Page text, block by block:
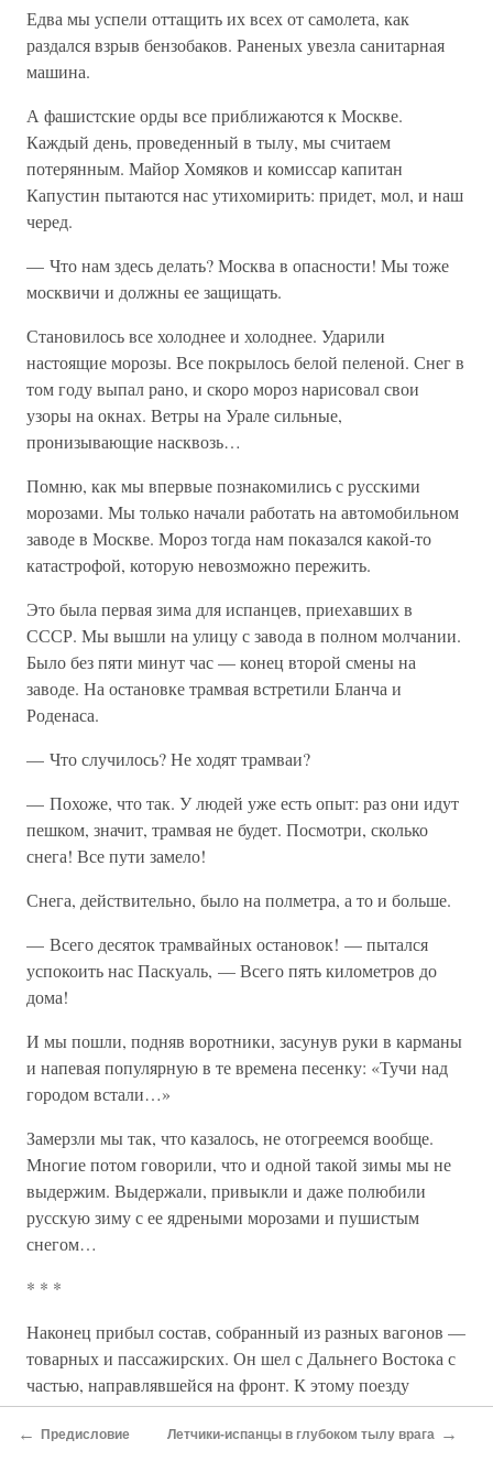
Едва мы успели оттащить их всех от самолета, как
раздался взрыв бензобаков. Раненых увезла санитарная
машина.
А фашистские орды все приближаются к Москве.
Каждый день, проведенный в тылу, мы считаем
потерянным. Майор Хомяков и комиссар капитан
Капустин пытаются нас утихомирить: придет, мол, и наш
черед.
— Что нам здесь делать? Москва в опасности! Мы тоже
москвичи и должны ее защищать.
Становилось все холоднее и холоднее. Ударили
настоящие морозы. Все покрылось белой пеленой. Снег в
том году выпал рано, и скоро мороз нарисовал свои
узоры на окнах. Ветры на Урале сильные,
пронизывающие насквозь…
Помню, как мы впервые познакомились с русскими
морозами. Мы только начали работать на автомобильном
заводе в Москве. Мороз тогда нам показался какой-то
катастрофой, которую невозможно пережить.
Это была первая зима для испанцев, приехавших в
СССР. Мы вышли на улицу с завода в полном молчании.
Было без пяти минут час — конец второй смены на
заводе. На остановке трамвая встретили Бланча и
Роденаса.
— Что случилось? Не ходят трамваи?
— Похоже, что так. У людей уже есть опыт: раз они идут
пешком, значит, трамвая не будет. Посмотри, сколько
снега! Все пути замело!
Снега, действительно, было на полметра, а то и больше.
— Всего десяток трамвайных остановок! — пытался
успокоить нас Паскуаль, — Всего пять километров до
дома!
И мы пошли, подняв воротники, засунув руки в карманы
и напевая популярную в те времена песенку: «Тучи над
городом встали…»
Замерзли мы так, что казалось, не отогреемся вообще.
Многие потом говорили, что и одной такой зимы мы не
выдержим. Выдержали, привыкли и даже полюбили
русскую зиму с ее ядреными морозами и пушистым
снегом…
* * *
Наконец прибыл состав, собранный из разных вагонов —
товарных и пассажирских. Он шел с Дальнего Востока с
частью, направлявшейся на фронт. К этому поезду
прицепили и наш вагон. И вот мы едем туда, где фронт.
Тепло прощаемся с майором Хомяковым. У некоторых из
← Предисловие Летчики-испанцы в глубоком тылу врага →